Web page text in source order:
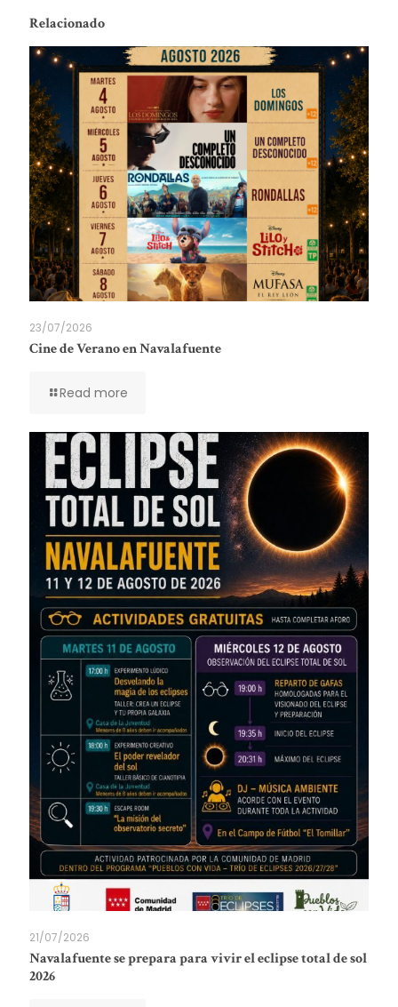
Relacionado
23/07/2026
Cine de Verano en Navalafuente
Read more
21/07/2026
Navalafuente se prepara para vivir el eclipse total de sol
2026